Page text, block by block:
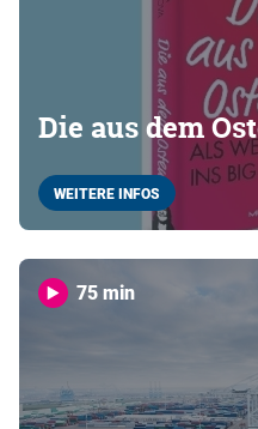
Die aus dem
WEITERE INFOS
75 min